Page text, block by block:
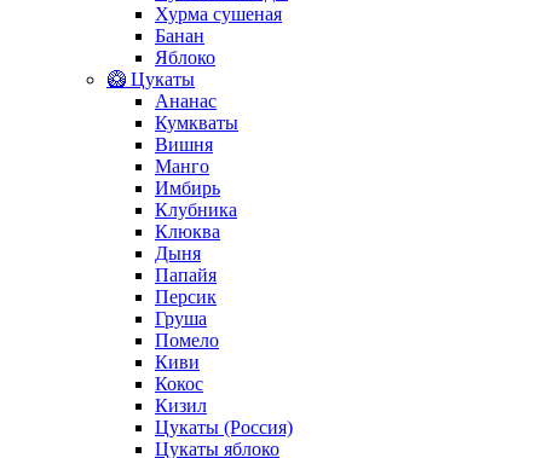
Хурма сушеная
Банан
Яблоко
🥝 Цукаты
Ананас
Кумкваты
Вишня
Манго
Имбирь
Клубника
Клюква
Дыня
Папайя
Персик
Груша
Помело
Киви
Кокос
Кизил
Цукаты (Россия)
Цукаты яблоко